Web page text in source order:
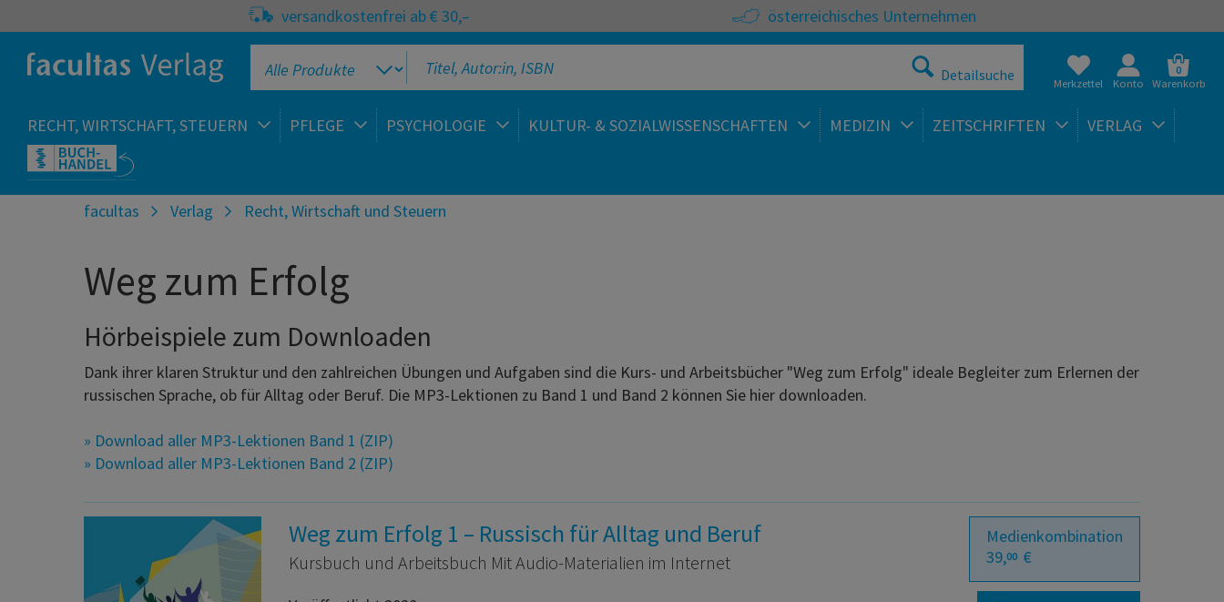
versandkostenfrei ab € 30,– österreichisches Unternehmen
Detailsuche Merkzettel Konto
0
Warenkorb
RECHT, WIRTSCHAFT, STEUERN PFLEGE PSYCHOLOGIE KULTUR- & SOZIALWISSENSCHAFTEN MEDIZIN ZEITSCHRIFTEN VERLAG
facultas Verlag Recht, Wirtschaft und Steuern
Weg zum Erfolg
Hörbeispiele zum Downloaden
Dank ihrer klaren Struktur und den zahlreichen Übungen und Aufgaben sind die Kurs- und Arbeitsbücher "Weg zum Erfolg" ideale Begleiter zum Erlernen der
russischen Sprache, ob für Alltag oder Beruf. Die MP3-Lektionen zu Band 1 und Band 2 können Sie hier downloaden.
» Download aller MP3-Lektionen Band 1 (ZIP)
» Download aller MP3-Lektionen Band 2 (ZIP)
Medienkombination
39,00 €
Weg zum Erfolg 1 – Russisch für Alltag und Beruf
Kursbuch und Arbeitsbuch Mit Audio-Materialien im Internet